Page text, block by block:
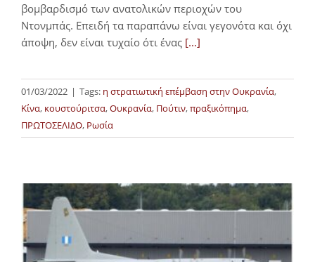
βομβαρδισμό των ανατολικών περιοχών του
Ντονμπάς. Επειδή τα παραπάνω είναι γεγονότα και όχι
άποψη, δεν είναι τυχαίο ότι ένας [...]
01/03/2022 | Tags: η στρατιωτική επέμβαση στην Ουκρανία,
Κίνα, κουστούριτσα,Ουκρανία, Πούτιν,πραξικόπημα,
ΠΡΩΤΟΣΕΛΙΔΟ, Ρωσία